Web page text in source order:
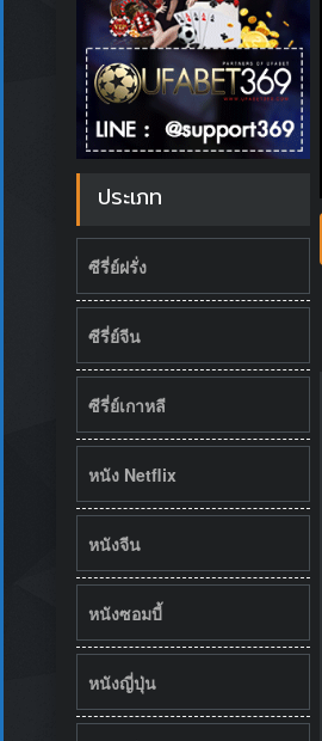
ประเภท
ซีรี่ย์ฝรั่ง
ซีรี่ย์จีน
ซีรี่ย์เกาหลี
หนัง Netflix
หนังจีน
หนังซอมบี้
หนังญี่ปุ่น